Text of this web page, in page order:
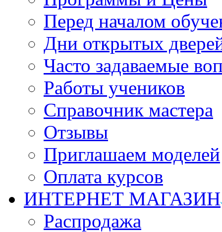
Перед началом
Дни открытых
Часто задаваемые
Работы учеников
Справочник мастера
Отзывы
Приглашаем моделей
Оплата курсов
ИНТЕРНЕТ МАГАЗИН
Распродажа